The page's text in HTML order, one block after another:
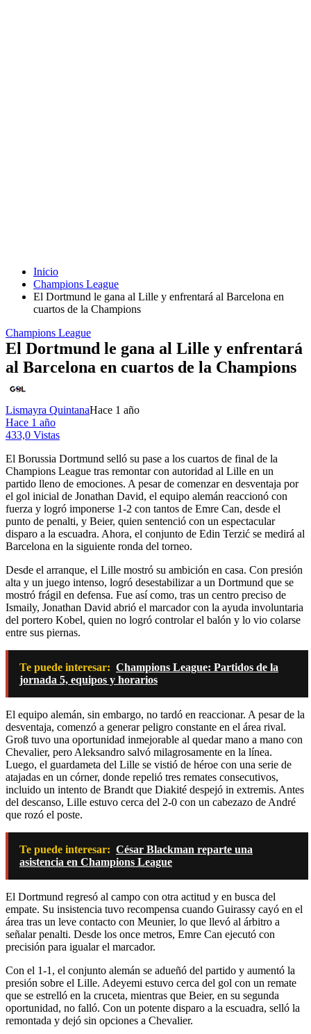
Inicio
Champions League
El Dortmund le gana al Lille y enfrentará al Barcelona en
cuartos de la Champions
Champions League
El Dortmund le gana al Lille y enfrentará
al Barcelona en cuartos de la Champions
Lismayra QuintanaHace 1 año
Hace 1 año
433,0 Vistas
El Borussia Dortmund selló su pase a los cuartos de final de la
Champions League tras remontar con autoridad al Lille en un
partido lleno de emociones. A pesar de comenzar en desventaja por
el gol inicial de Jonathan David, el equipo alemán reaccionó con
fuerza y logró imponerse 1-2 con tantos de Emre Can, desde el
punto de penalti, y Beier, quien sentenció con un espectacular
disparo a la escuadra. Ahora, el conjunto de Edin Terzić se medirá al
Barcelona en la siguiente ronda del torneo.
Desde el arranque, el Lille mostró su ambición en casa. Con presión
alta y un juego intenso, logró desestabilizar a un Dortmund que se
mostró frágil en defensa. Fue así como, tras un centro preciso de
Ismaily, Jonathan David abrió el marcador con la ayuda involuntaria
del portero Kobel, quien no logró controlar el balón y lo vio colarse
entre sus piernas.
Te puede interesar: Champions League: Partidos de la
jornada 5, equipos y horarios
El equipo alemán, sin embargo, no tardó en reaccionar. A pesar de la
desventaja, comenzó a generar peligro constante en el área rival.
Groß tuvo una oportunidad inmejorable al quedar mano a mano con
Chevalier, pero Aleksandro salvó milagrosamente en la línea.
Luego, el guardameta del Lille se vistió de héroe con una serie de
atajadas en un córner, donde repelió tres remates consecutivos,
incluido un intento de Brandt que Diakité despejó in extremis. Antes
del descanso, Lille estuvo cerca del 2-0 con un cabezazo de André
que rozó el poste.
Te puede interesar: César Blackman reparte una
asistencia en Champions League
El Dortmund regresó al campo con otra actitud y en busca del
empate. Su insistencia tuvo recompensa cuando Guirassy cayó en el
área tras un leve contacto con Meunier, lo que llevó al árbitro a
señalar penalti. Desde los once metros, Emre Can ejecutó con
precisión para igualar el marcador.
Con el 1-1, el conjunto alemán se adueñó del partido y aumentó la
presión sobre el Lille. Adeyemi estuvo cerca del gol con un remate
que se estrelló en la cruceta, mientras que Beier, en su segunda
oportunidad, no falló. Con un potente disparo a la escuadra, selló la
remontada y dejó sin opciones a Chevalier.